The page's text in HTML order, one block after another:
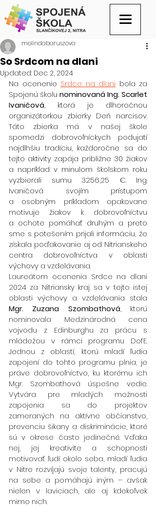
So Srdcom na dlani
melindabaruszova
Updated: Dec 2, 2024
Na ocenenie Srdce na dlani bola za
Spojenú školu nominovaná Ing. Scarlet
Ivaničová, ktorá je dlhoročnou
organizátorkou zbierky Deň narcisov.
Táto zbierka má v našej škole
spomedzi dobrovoľníckych podujatí
najdlhšiu tradíciu, každoročne sa do
tejto aktivity zapája približne 30 žiakov
a napríklad v minulom školskom roku
vyzbierali sumu 3256,25 €. Ing.
Ivaničová svojím prístupom
a osobným príkladom opakovane
motivuje žiakov k dobrovoľníctvu
a ochote pomáhať druhým a preto
sme s potešením prijali informáciu, že
získala poďakovanie aj od Nitrianskeho
centra dobrovoľníctva v oblasti
výchovy a vzdelávania.
Laureátom ocenenia Srdce na dlani
2024 za Nitriansky kraj sa v tejto istej
Mgr. Zuzana Szombathová, ktorú
nominovala Medzinárodná cena
vojvodu z Edinburghu za prácu s
mládežou v rámci programu DofE.
Jednou z oblastí, ktorú mladí ľudia
zapojení do tohto programu plnia, je
práve dobrovoľníctvo, ku ktorému ich
Mgr. Szombathová úspešne vedie.
Vytvára pre mladých možnosti
zapojenia sa do projektov
zameraných na aktívne občianstvo,
prevenciu šikany a diskriminácie, ktoré
sú v okrese často jedinečné. Vďaka
nej, jej kreativite a schopnosti
motivovať ľudí okolo seba, mladí ľudia
v Nitre rozvíjajú svoje talenty, pracujú
na sebe a pomáhajú iným – avšak
nielen v laviciach, ale aj kdekoľvek
mimo nich.